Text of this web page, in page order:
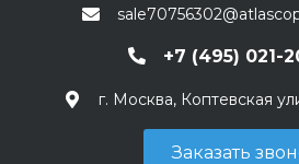
+7 (495) 021-
г. Москва, Коптевская
Заказать